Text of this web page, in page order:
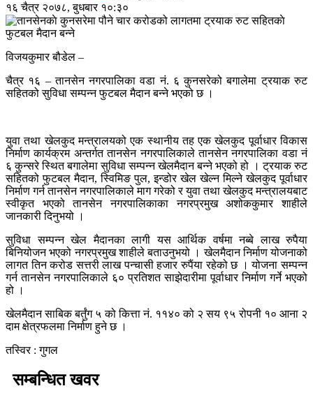
१६ चैत्र २०७८, बुधबार १०:३०
विजयकुमार बौडेल –
चैत्र १६ – तानसेन नगरपालिका वडा नं. ६ कुनसरेको बगालेमा ट्रयाक रुट
सहितको सुविधा सम्पन्न फुटबल मैदान बन्ने भएको छ ।
युवा तथा खेलकुद मन्त्रालयको एक स्थानीय तह एक खेलकुद पूर्वाधार विकास
निर्माण कार्यक्रम अन्तर्गत तानसेन नगरपालिकाले तानसेन नगरपालिका वडा नं
६ कुन्सरे स्थित बगालेमा सुविधा सम्पन्न खेलमैदान बन्ने भएको हो । ट्रयाक रुट
सहितको फुटबल मैदान, स्विमिङ पुल, इन्डोर खेल खेल्न मिल्ने खेलकुद पूर्वाधार
निर्माण गर्न तानसेन नगरपालिकाले माग गरेको र युवा तथा खेलकुद मन्त्रालयबाट
स्वीकृत भएको तानसेन नगरपालिकाका नगरप्रमुख अशोककुमार शाहीले
जानकारी दिनुभयो ।
सुविधा सम्पन्न खेल मैदानका लागी यस आर्थिक वर्षमा नब्बे लाख रुपैया
बिनियोजन भएको नगरप्रमुख शाहीले बताउनुभयो । खेलमैदान निर्माण योजनाको
लागत तिन करोड सत्तरी लाख पन्चासी हजार रुपैंया रहेको छ । योजना सम्पन्न
गर्न तानसेन नगरपालिकाले ६० प्रतिशत साझेदारीमा पूर्वाधार निर्माण गर्ने भएको
हो ।
खेलमैदान साबिक बर्तुंग ५ को कित्ता नं. ११४० को २ सय ९५ रोपनी १० आना २
दाम क्षेत्रफलमा निर्माण हुने छ ।
तस्विर : गुगल
सम्बन्धित खवर